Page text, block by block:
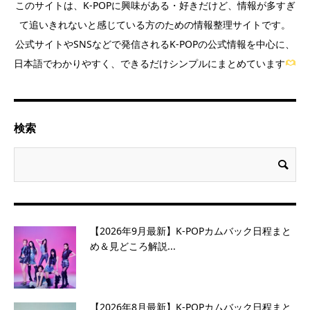
このサイトは、K-POPに興味がある・好きだけど、情報が多すぎ
て追いきれないと感じている方のための情報整理サイトです。
公式サイトやSNSなどで発信されるK-POPの公式情報を中心に、
日本語でわかりやすく、できるだけシンプルにまとめています
検索
【2026年9月最新】K-POPカムバック日程まと
め＆見どころ解説...
【2026年8月最新】K-POPカムバック日程まと